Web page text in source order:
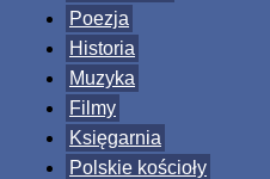
Poezja
Historia
Muzyka
Filmy
Księgarnia
Polskie kościoły